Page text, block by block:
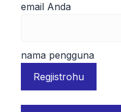
email Anda
nama pengguna